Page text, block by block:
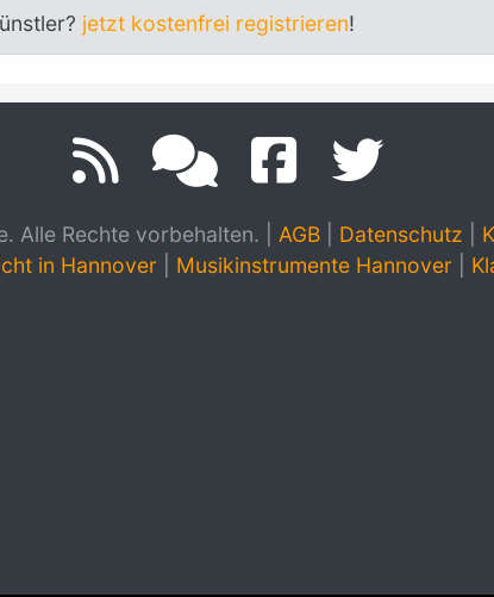
jetzt kostenfrei registrieren!
Alle Rechte vorbehalten. AGB| Datenschutz
in Hannover Musikinstrumente Hannover